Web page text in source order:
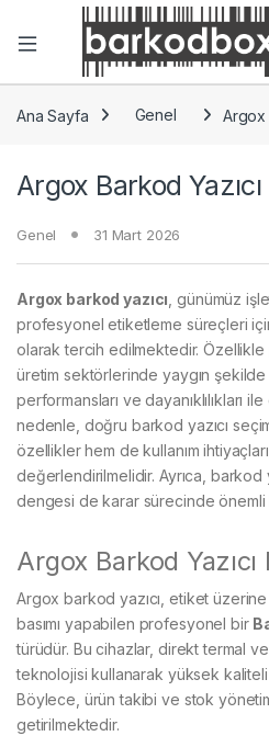
Ana Sayfa Genel Argox
Argox Barkod Yazıcı
Genel 31 Mart 2026
Argox barkod yazıcı , günümüz
profesyonel etiketleme süreçleri
olarak tercih edilmektedir.
üretim sektörlerinde yaygın
performansları ve dayanıklılıkları
nedenle, doğru barkod yazıcı
özellikler hem de kullanım
değerlendirilmelidir. Ayrıca, barkod
dengesi de karar sürecinde önemli
Argox Barkod Yazıcı
Argox barkod yazıcı, etiket
basımı yapabilen profesyonel bir
türüdür. Bu cihazlar, direkt termal
teknolojisi kullanarak yüksek kaliteli
Böylece, ürün takibi ve stok
getirilmektedir.